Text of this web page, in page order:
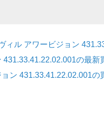
ィル アワービジョン
431.33.41.22.02.001の最新
ン 431.33.41.22.02.001の